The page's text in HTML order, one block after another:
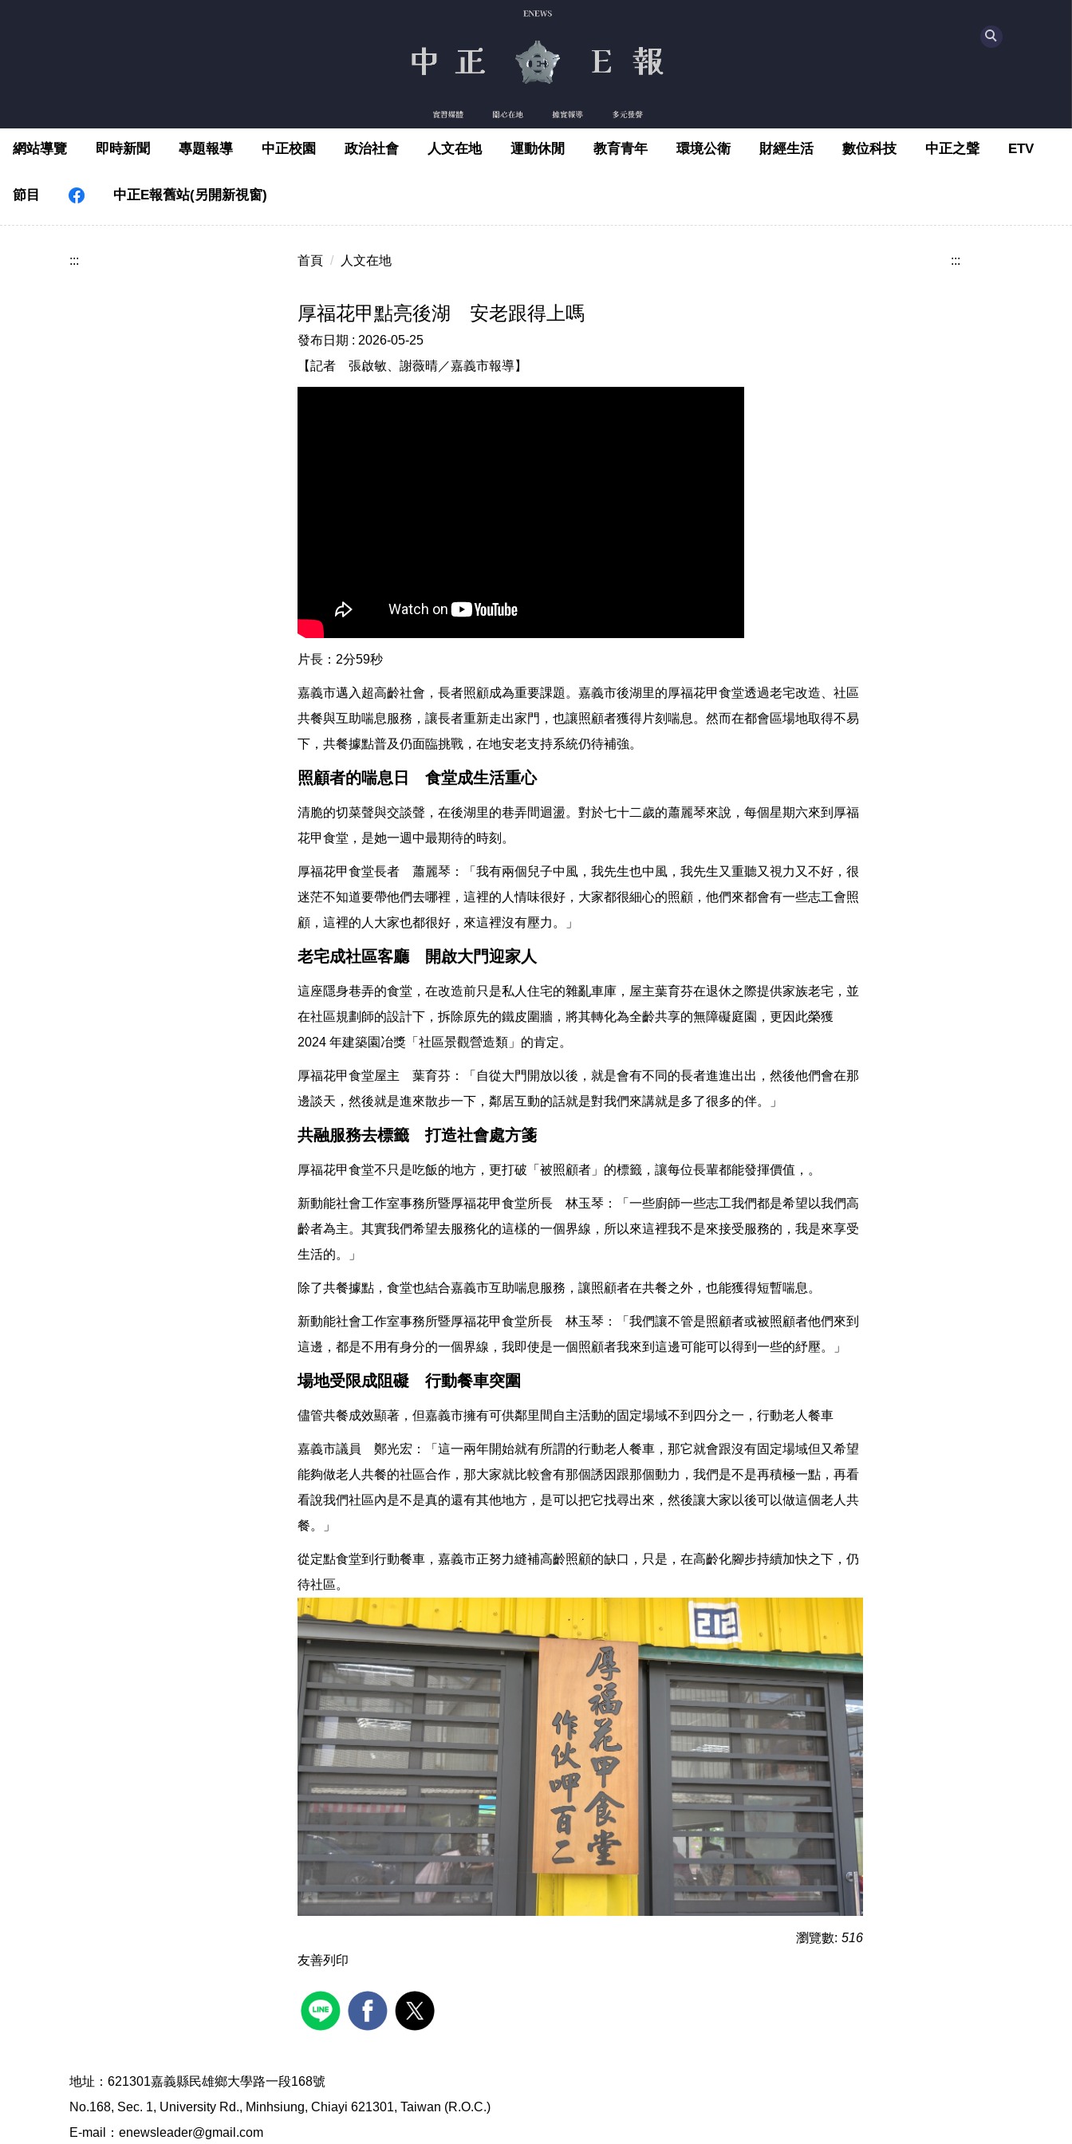
區
網站導覽 即時新聞 專題報導 中正校園 政治社會 人文在地 運動休閒 教育青年 環境公衛 財經生活 數位科技 中正之聲 ETV
節目 中正E報舊站(另開新視窗)
::: 首頁 人文在地
厚福花甲點亮後湖 安老跟得上嗎
發布日期 : 2026-05-25
【記者 張啟敏、謝薇晴／嘉義市報導】
片長：2分59秒
嘉義市邁入超高齡社會，長者照顧成為重要課題。嘉義市後湖里的厚福花甲食堂透過老宅改造、社區
共餐與互助喘息服務，讓長者重新走出家門，也讓照顧者獲得片刻喘息。然而在都會區場地取得不易
下，共餐據點普及仍面臨挑戰，在地安老支持系統仍待補強。
照顧者的喘息日 食堂成生活重心
清脆的切菜聲與交談聲，在後湖里的巷弄間迴盪。對於七十二歲的蕭麗琴來說，每個星期六來到厚福
花甲食堂，是她一週中最期待的時刻。
厚福花甲食堂長者 蕭麗琴：「我有兩個兒子中風，我先生也中風，我先生又重聽又視力又不好，很
迷茫不知道要帶他們去哪裡，這裡的人情味很好，大家都很細心的照顧，他們來都會有一些志工會照
顧，這裡的人大家也都很好，來這裡沒有壓力。」
老宅成社區客廳 開啟大門迎家人
這座隱身巷弄的食堂，在改造前只是私人住宅的雜亂車庫，屋主葉育芬在退休之際提供家族老宅，並
在社區規劃師的設計下，拆除原先的鐵皮圍牆，將其轉化為全齡共享的無障礙庭園，更因此榮獲
2024 年建築園冶獎「社區景觀營造類」的肯定。
厚福花甲食堂屋主 葉育芬：「自從大門開放以後，就是會有不同的長者進進出出，然後他們會在那
邊談天，然後就是進來散步一下，鄰居互動的話就是對我們來講就是多了很多的伴。」
共融服務去標籤 打造社會處方箋
厚福花甲食堂不只是吃飯的地方，更打破「被照顧者」的標籤，讓每位長輩都能發揮價值，。
新動能社會工作室事務所暨厚福花甲食堂所長 林玉琴：「一些廚師一些志工我們都是希望以我們高
齡者為主。其實我們希望去服務化的這樣的一個界線，所以來這裡我不是來接受服務的，我是來享受
生活的。」
除了共餐據點，食堂也結合嘉義市互助喘息服務，讓照顧者在共餐之外，也能獲得短暫喘息。
新動能社會工作室事務所暨厚福花甲食堂所長 林玉琴：「我們讓不管是照顧者或被照顧者他們來到
這邊，都是不用有身分的一個界線，我即使是一個照顧者我來到這邊可能可以得到一些的紓壓。」
場地受限成阻礙 行動餐車突圍
儘管共餐成效顯著，但嘉義市擁有可供鄰里間自主活動的固定場域不到四分之一，行動老人餐車
嘉義市議員 鄭光宏：「這一兩年開始就有所謂的行動老人餐車，那它就會跟沒有固定場域但又希望
能夠做老人共餐的社區合作，那大家就比較會有那個誘因跟那個動力，我們是不是再積極一點，再看
看說我們社區內是不是真的還有其他地方，是可以把它找尋出來，然後讓大家以後可以做這個老人共
餐。」
從定點食堂到行動餐車，嘉義市正努力縫補高齡照顧的缺口，只是，在高齡化腳步持續加快之下，仍
待社區。
瀏覽數: 516
友善列印
:::
地址：621301嘉義縣民雄鄉大學路一段168號
No.168, Sec. 1, University Rd., Minhsiung, Chiayi 621301, Taiwan (R.O.C.)
E-mail：enewsleader@gmail.com